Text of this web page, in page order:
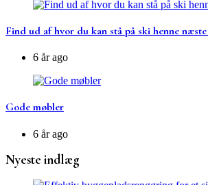
Find ud af hvor du kan stå på ski henne
6 år ago
Gode møbler
6 år ago
Nyeste indlæg